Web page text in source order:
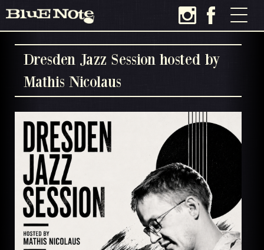
Dresden Jazz Session hosted by
Mathis Nicolaus